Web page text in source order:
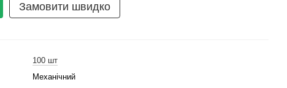
Замовити швидко
100 шт
Механічний